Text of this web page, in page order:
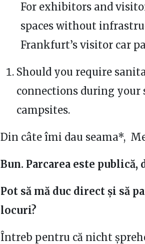
For exhibitors and
spaces without
Frankfurt’s visitor car
Should you require
connections during your
campsites.
Din câte îmi dau seama*,
Bun. Parcarea este publică,
Pot să mă duc direct și să
locuri?
Întreb pentru că nicht